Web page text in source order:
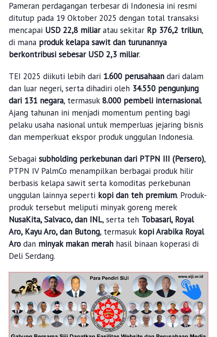
Pameran perdagangan terbesar di Indonesia ini resmi
ditutup pada 19 Oktober 2025 dengan total transaksi
mencapai USD 22,8 miliaratau sekitar Rp 376,2 triliun,
di mana produk kelapa sawit dan turunannya
berkontribusi sebesar USD 2,3 miliar.
TEI 2025 diikuti lebih dari 1.600 perusahaandari dalam
dan luar negeri, serta dihadiri oleh 34.550 pengunjung
dari 131 negara, termasuk8.000 pembeli internasional.
Ajang tahunan ini menjadi momentum penting bagi
pelaku usaha nasional untuk memperluas jejaring bisnis
dan memperkuat ekspor produk unggulan Indonesia.
Sebagai subholding perkebunan dari PTPN III (Persero),
PTPN IV PalmCo menampilkan berbagai produk hilir
berbasis kelapa sawit serta komoditas perkebunan
unggulan lainnya seperti kopi dan teh premium. Produk-
produk tersebut meliputi minyak goreng merek
NusaKita, Salvaco, dan INL, serta teh Tobasari, Royal
Aro, Kayu Aro, dan Butong, termasuk kopi Arabika Royal
Arodan minyak makan merahhasil binaan koperasi di
Deli Serdang.